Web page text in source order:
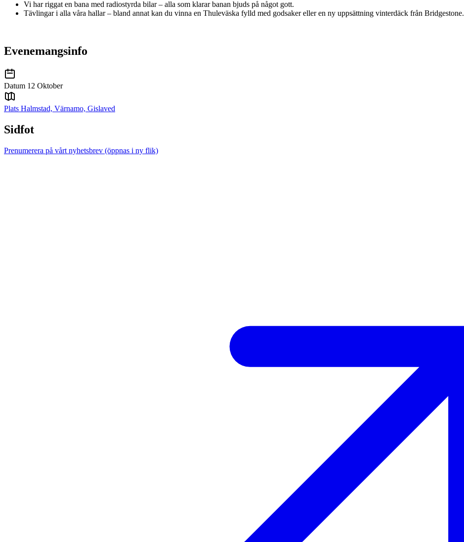
Vi har riggat en bana med radiostyrda bilar – alla som klarar banan bjuds på något gott.
Tävlingar i alla våra hallar – bland annat kan du vinna en Thuleväska fylld med godsaker eller en ny uppsättning vinterdäck från Bridgestone.
Evenemangsinfo
Datum 12 Oktober
Plats Halmstad, Värnamo, Gislaved
Sidfot
Prenumerera på vårt nyhetsbrev (öppnas i ny flik)